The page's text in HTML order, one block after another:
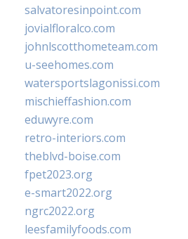
salvatoresinpoint.com
jovialfloralco.com
johnlscotthometeam.com
u-seehomes.com
watersportslagonissi.com
mischieffashion.com
eduwyre.com
retro-interiors.com
theblvd-boise.com
fpet2023.org
e-smart2022.org
ngrc2022.org
leesfamilyfoods.com